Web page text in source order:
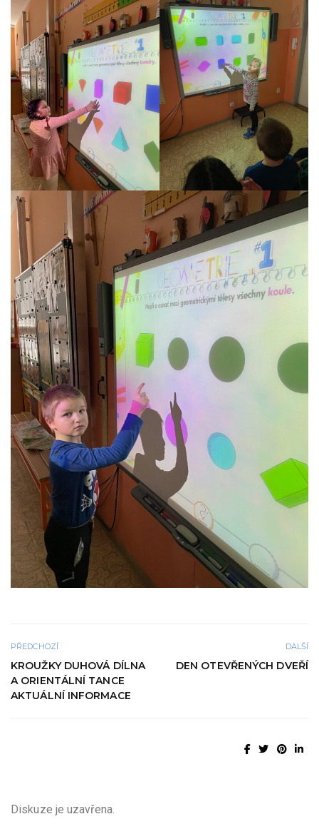
PŘEDCHOZÍ
KROUŽKY DUHOVÁ DÍLNA
A ORIENTÁLNÍ TANCE
AKTUÁLNÍ INFORMACE
DALŠÍ
DEN OTEVŘENÝCH DVEŘÍ
Diskuze je uzavřena.